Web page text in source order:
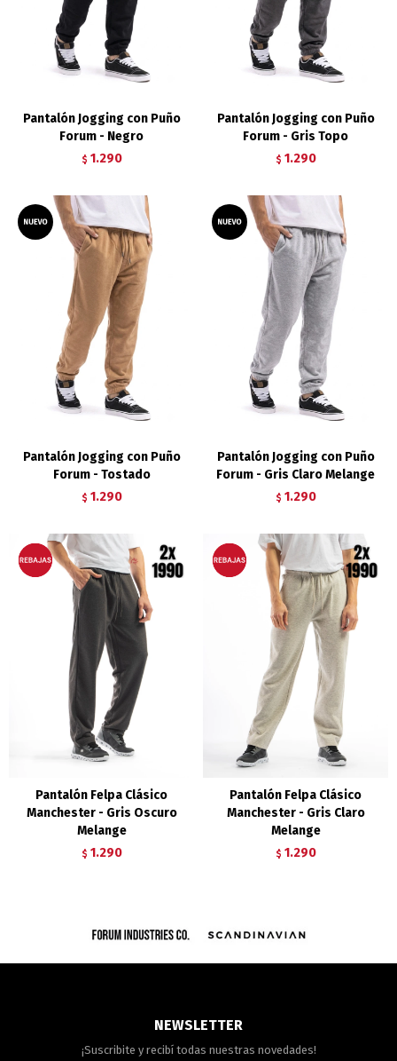
Pantalón Jogging con Puño
Forum - Negro
$ 1.290
Pantalón Jogging con Puño
Forum - Gris Topo
$ 1.290
Pantalón Jogging con Puño
Forum - Tostado
$ 1.290
Pantalón Jogging con Puño
Forum - Gris Claro Melange
$ 1.290
Pantalón Felpa Clásico
Manchester - Gris Oscuro
Melange
$ 1.290
Pantalón Felpa Clásico
Manchester - Gris Claro
Melange
$ 1.290
NEWSLETTER
¡Suscribite y recibí todas nuestras novedades!